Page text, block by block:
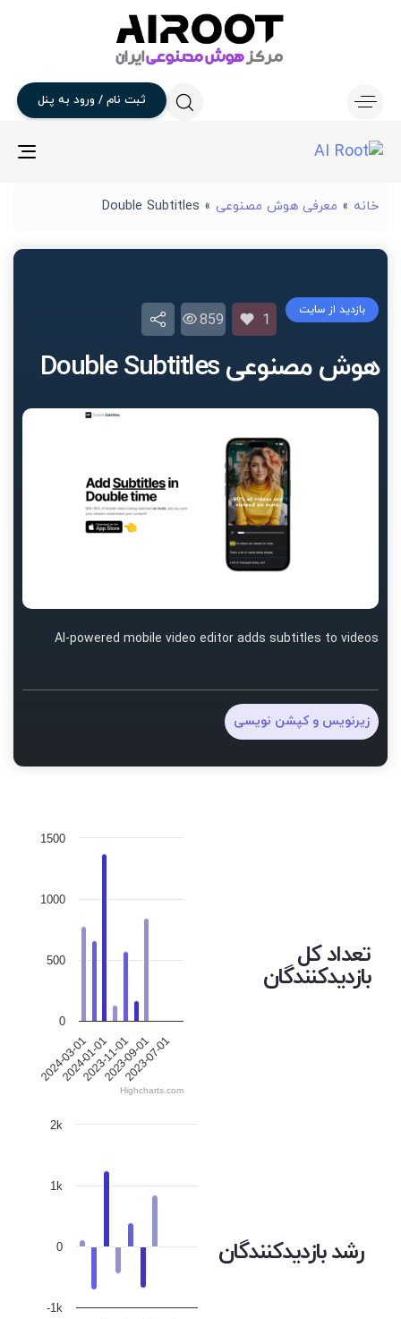
ثبت نام / ورود به پنل
خانه » معرفی هوش مصنوعی »
Double Subtitles
هوش مصنوعی Double Subtitles
بازدید از سایت
1
859
AI-powered mobile video editor adds subtitles to videos
زیرنویس و کپشن نویسی
تعداد کل
بازدیدکنندگان
2024-03-01
2024-01-01
2023-11-01
2023-09-01
2023-07-01
0
500
1000
1500
Highcharts.com
رشد بازدیدکنندگان
-1k
0
1k
2k